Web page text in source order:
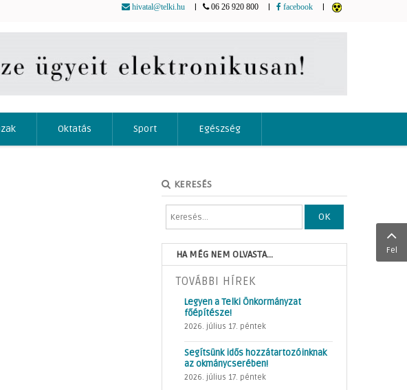
hivatal@telki.hu 06 26 920 800 facebook
Oktatás Sport Egészség
KERESÉS
OK
HA MÉG NEM OLVASTA...
TOVÁBBI HÍREK
Legyen a Telki Önkormányzat
főépítésze!
2026. július 17. péntek
Segítsünk idős hozzátartozóinknak
az okmánycserében!
2026. július 17. péntek
Fel